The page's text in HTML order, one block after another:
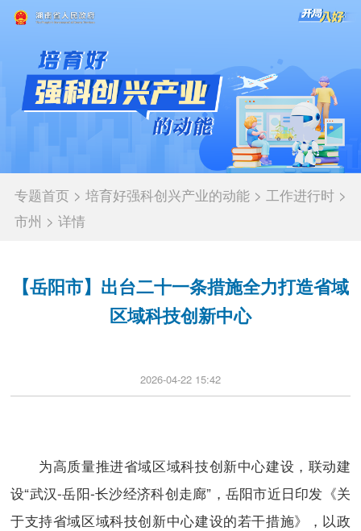
专题首页 >培育好强科创兴产业的动能 > 工作进行时 >
市州 > 详情
【岳阳市】出台二十一条措施全力打造省域
区域科技创新中心
2026-04-22 15:42
为高质量推进省域区域科技创新中心建设，联动建
设“武汉-岳阳-长沙经济科创走廊”，岳阳市近日印发《关
于支持省域区域科技创新中心建设的若干措施》，以政